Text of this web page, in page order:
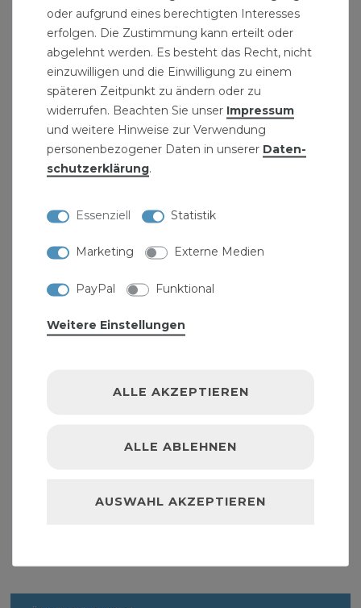
Umbau von Wasserleitungen
Temperguss Formteile mit metrischen
Gewinde
Rohrfittinge zum Anschluss von Bauteilen,
Rohren und Armaturen
Installationsmaße: Die 1 1/2 (eineinhalb) Zoll
Rohrdoppelnippel haben einen
Aussendurchmesser von 48,3 mm.
Produktdetails:
Grösse: 1 1/2" Zoll (48,3 mm)
Länge: 1000 mm
verzinkter Rohrdoppelnippel
oder aufgrund eines berechtigten Interesses
erfolgen. Die Zustimmung kann erteilt oder
abgelehnt werden. Es besteht das Recht, nicht
einzuwilligen und die Einwilligung zu einem
späteren Zeitpunkt zu ändern oder zu
widerrufen. Beachten Sie unser Impressum
und weitere Hinweise zur Verwendung
personenbezogener Daten in unserer Daten­
schutz­erklärung.
Essenziell Statistik
Marketing Externe Medien
PayPal Funktional
Weitere Einstellungen
ALLE AKZEPTIEREN
ALLE ABLEHNEN
AUSWAHL AKZEPTIEREN